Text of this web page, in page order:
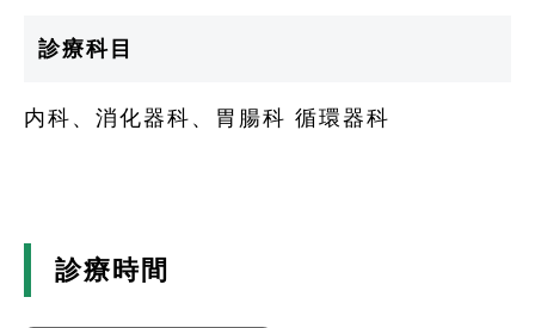
診療科目
内科、消化器科、胃腸科 循環器科
診療時間